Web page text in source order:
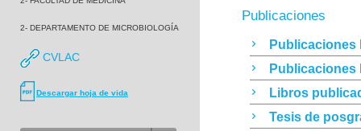
2- DEPARTAMENTO DE MICROBIOLOGÍA
CVLAC
Descargar hoja de vida
Publicaciones
Publicaciones
Publicaciones
Libros
Tesis de